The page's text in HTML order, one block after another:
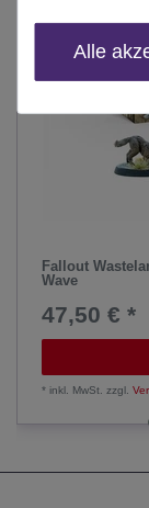
Fallout
Wave
47,50 € *
*inkl. MwSt. zzgl.
Alle